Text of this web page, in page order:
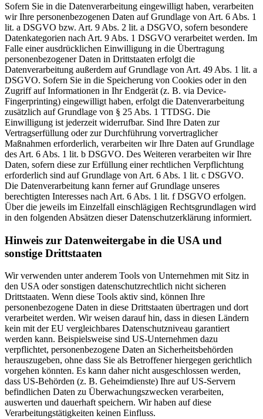
Sofern Sie in die Datenverarbeitung eingewilligt haben, verarbeiten
wir Ihre personenbezogenen Daten auf Grundlage von Art. 6 Abs. 1
lit. a DSGVO bzw. Art. 9 Abs. 2 lit. a DSGVO, sofern besondere
Datenkategorien nach Art. 9 Abs. 1 DSGVO verarbeitet werden. Im
Falle einer ausdrücklichen Einwilligung in die Übertragung
personenbezogener Daten in Drittstaaten erfolgt die
Datenverarbeitung außerdem auf Grundlage von Art. 49 Abs. 1 lit. a
DSGVO. Sofern Sie in die Speicherung von Cookies oder in den
Zugriff auf Informationen in Ihr Endgerät (z. B. via Device-
Fingerprinting) eingewilligt haben, erfolgt die Datenverarbeitung
zusätzlich auf Grundlage von § 25 Abs. 1 TTDSG. Die
Einwilligung ist jederzeit widerrufbar. Sind Ihre Daten zur
Vertragserfüllung oder zur Durchführung vorvertraglicher
Maßnahmen erforderlich, verarbeiten wir Ihre Daten auf Grundlage
des Art. 6 Abs. 1 lit. b DSGVO. Des Weiteren verarbeiten wir Ihre
Daten, sofern diese zur Erfüllung einer rechtlichen Verpflichtung
erforderlich sind auf Grundlage von Art. 6 Abs. 1 lit. c DSGVO.
Die Datenverarbeitung kann ferner auf Grundlage unseres
berechtigten Interesses nach Art. 6 Abs. 1 lit. f DSGVO erfolgen.
Über die jeweils im Einzelfall einschlägigen Rechtsgrundlagen wird
in den folgenden Absätzen dieser Datenschutzerklärung informiert.
Hinweis zur Datenweitergabe in die USA und
sonstige Drittstaaten
Wir verwenden unter anderem Tools von Unternehmen mit Sitz in
den USA oder sonstigen datenschutzrechtlich nicht sicheren
Drittstaaten. Wenn diese Tools aktiv sind, können Ihre
personenbezogene Daten in diese Drittstaaten übertragen und dort
verarbeitet werden. Wir weisen darauf hin, dass in diesen Ländern
kein mit der EU vergleichbares Datenschutzniveau garantiert
werden kann. Beispielsweise sind US-Unternehmen dazu
verpflichtet, personenbezogene Daten an Sicherheitsbehörden
herauszugeben, ohne dass Sie als Betroffener hiergegen gerichtlich
vorgehen könnten. Es kann daher nicht ausgeschlossen werden,
dass US-Behörden (z. B. Geheimdienste) Ihre auf US-Servern
befindlichen Daten zu Überwachungszwecken verarbeiten,
auswerten und dauerhaft speichern. Wir haben auf diese
Verarbeitungstätigkeiten keinen Einfluss.